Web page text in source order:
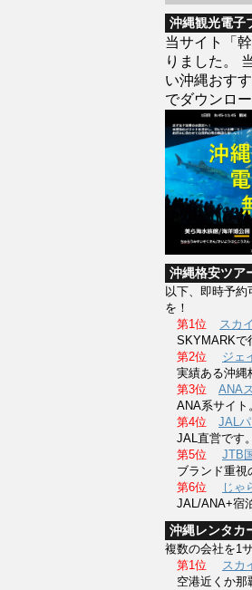
沖縄観光電子
当サイト「
りました。
い沖縄おす
でダウンロ
沖縄格安ツア
以下、即時予
を！
第1位
スカ
SKYMARKで
第2位
ジェ
実績ある沖縄
第3位
ANA
ANA系サイト
第4位
JAL
JAL直営です
第5位
JTB
ブランド重視
第6位
じゃ
JAL/ANA+宿
沖縄レンタカ
複数の会社を1
第1位
スカ
空港近くか那